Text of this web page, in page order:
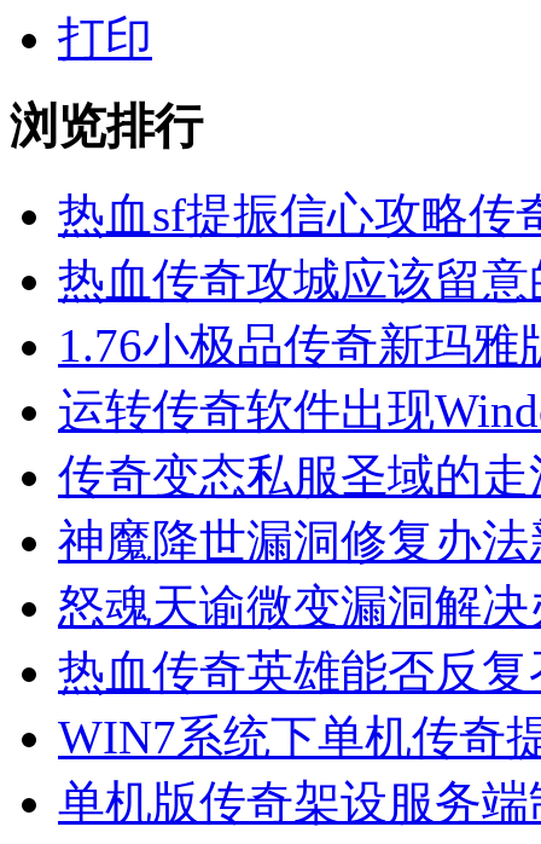
打印
浏览排行
热血sf提振信心攻略传
热血传奇攻城应该留
1.76小极品传奇新玛
运转传奇软件出现
传奇变态私服圣域的
神魔降世漏洞修复办
怒魂天谕微变漏洞解
热血传奇英雄能否反
WIN7系统下单机传奇
单机版传奇架设服务